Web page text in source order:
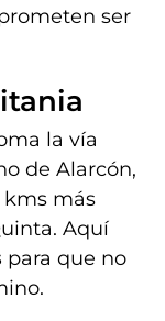
ser
la vía
de Alarcón,
kms más
Aquí
para que no